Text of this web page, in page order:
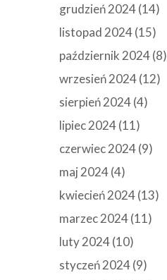
grudzień 2024(14)
listopad 2024(15)
październik 2024(8)
wrzesień 2024(12)
sierpień 2024(4)
lipiec 2024(11)
czerwiec 2024(9)
maj 2024(4)
kwiecień 2024(13)
marzec 2024(11)
luty 2024(10)
styczeń 2024(9)